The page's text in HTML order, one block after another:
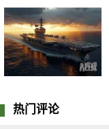
热门评论